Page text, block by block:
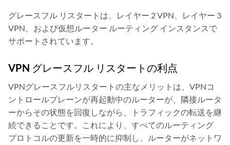
グレースフル リスタートは、レイヤー 2 VPN、レイヤー 3
VPN、および仮想ルーター ルーティング インスタンスで
サポートされています。
VPN グレースフル リスタートの利点
VPNグレースフルリスタートの主なメリットは、VPNコ
ントロールプレーンが再起動中のルーターが、隣接ルータ
ーからその状態を回復しながら、トラフィックの転送を継
続できることです。これにより、すべてのルーティング
プロトコルの更新を一時的に抑制し、ルーターがネットワ